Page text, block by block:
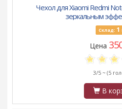
Чехол для Xiaomi Redmi
зеркальным
Склад: 1
Цена
3/5 ~ (5
В